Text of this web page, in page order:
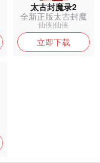
太古封魔录2
全新正版太古封魔
录2返利服，...
仙侠|仙侠
立即下载